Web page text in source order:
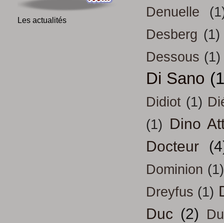
Denuelle
Desberg (1)
Dessous (1)
Di Sano
Didiot (1)
(1) Dino
Docteur
Dominion (1)
Dreyfus (1)
Duc (2)
Les actualités